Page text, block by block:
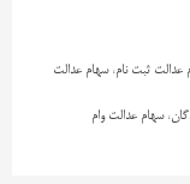
عدالت ثبت نام،سهام عدالت
،سهام عدالت وام